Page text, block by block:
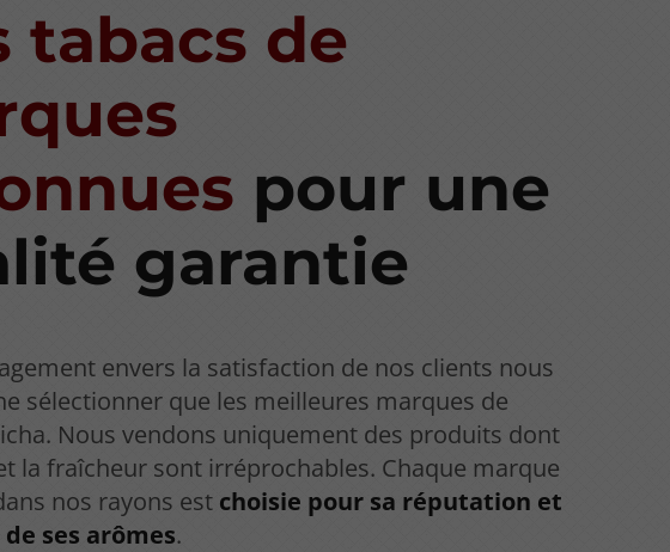
tabacs de
pour une
garantie
envers la satisfaction de nos clients nous
sélectionner que les meilleures marques de
Nous vendons uniquement des produits dont
la fraîcheur sont irréprochables. Chaque marque
nos rayons est choisie pour sa réputation et
ses arômes.